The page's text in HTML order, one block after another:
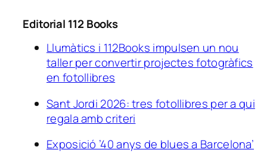
Editorial 112 Books
Llumàtics i 112Books impulsen un nou
taller per convertir projectes fotogràfics
en fotollibres
Sant Jordi 2026: tres fotollibres per a qui
regala amb criteri
Exposició ’40 anys de blues a Barcelona’